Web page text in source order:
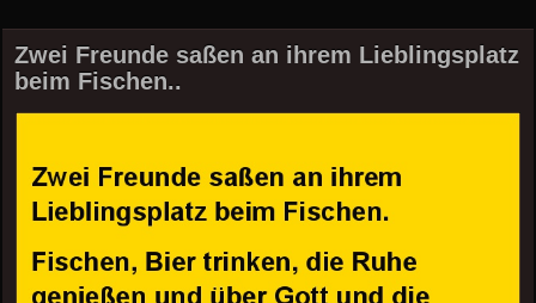
Zwei Freunde saßen an ihrem Lieblingsplatz
beim Fischen..